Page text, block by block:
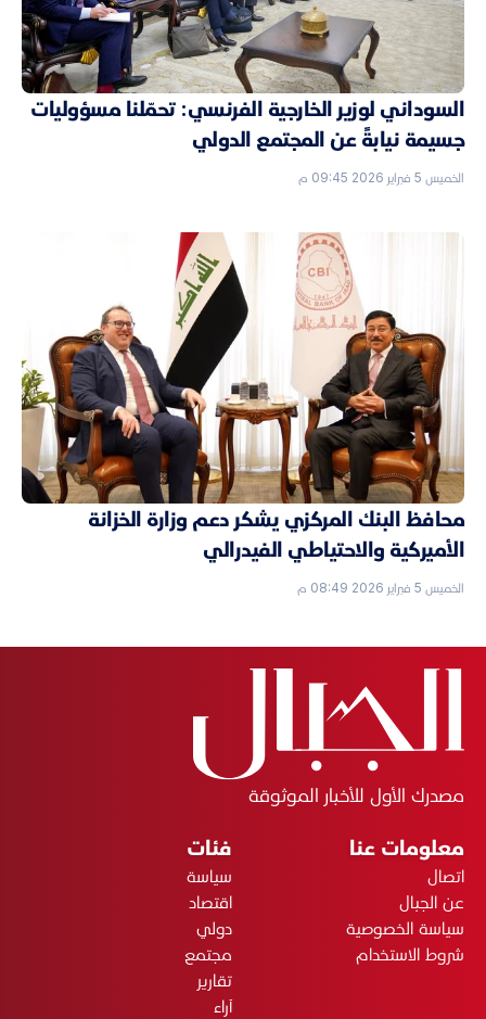
السوداني لوزير الخارجية الفرنسي: تحمّلنا مسؤوليات
جسيمة نيابةً عن المجتمع الدولي
الخميس 5 فبراير 2026 09:45 م
محافظ البنك المركزي يشكر دعم وزارة الخزانة
الأميركية والاحتياطي الفيدرالي
الخميس 5 فبراير 2026 08:49 م
مصدرك الأول للأخبار الموثوقة
معلومات عنا
اتصال
عن الجبال
سياسة الخصوصية
شروط الاستخدام
فئات
سياسة
اقتصاد
دولي
مجتمع
تقارير
آراء